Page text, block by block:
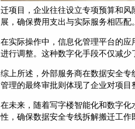
迁项目，企业往往设立专项预算和
展，确保费用支出与实际服务相匹配。
在实际操作中，信息化管理平台的
进行调整。这种数字化手段不仅减少
综上所述，外部服务商在数据安全
管理的最终审批则体现了企业对项
在未来，随着写字楼智能化和数字
性，确保数据安全专线拆解搬迁工作